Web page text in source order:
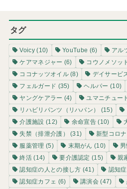
タグ
Voicy(10) YouTube (6) アル
ケアマネジャー (6) コウノメソッ
ココナッツオイル(8) デイサービ
フェルガード (35) ヘルパー (10)
ヤングケアラー (4) ユマニチュー
リハビリパンツ（リハパン）
(15)
介護施設 (12) 余命宣告 (10)
失禁（排泄介護）
(31) 新型コロ
服薬管理 (5) 末期がん (10)
終活 (14) 要介護認定 (15) 親
認知症の人との接し方 (41) 認知
認知症カフェ (6) 講演会 (47)